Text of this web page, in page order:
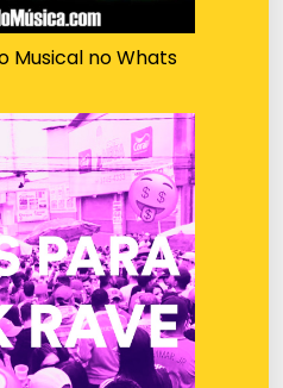
Musical no Whats